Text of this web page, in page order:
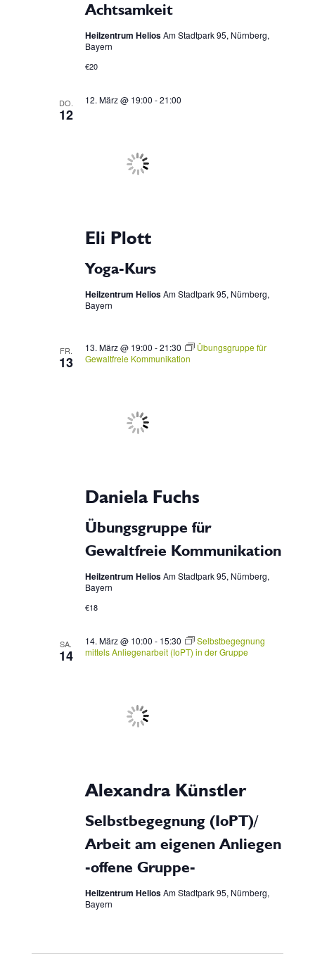
Achtsamkeit
Heilzentrum HeliosAm Stadtpark 95, Nürnberg,
Bayern
€20
DO.
12
12. März @ 19:00 -21:00
Eli Plott
Yoga-Kurs
Heilzentrum HeliosAm Stadtpark 95, Nürnberg,
Bayern
FR.
13
13. März @ 19:00 -21:30
Übungsgruppe für
Gewaltfreie Kommunikation
Daniela Fuchs
Übungsgruppe für
Gewaltfreie Kommunikation
Heilzentrum HeliosAm Stadtpark 95, Nürnberg,
Bayern
€18
SA.
14
14. März @ 10:00 - 15:30
Selbstbegegnung
mittels Anliegenarbeit (IoPT) in der Gruppe
Alexandra Künstler
Selbstbegegnung (IoPT)/
Arbeit am eigenen Anliegen
-offene Gruppe-
Heilzentrum HeliosAm Stadtpark 95, Nürnberg,
Bayern